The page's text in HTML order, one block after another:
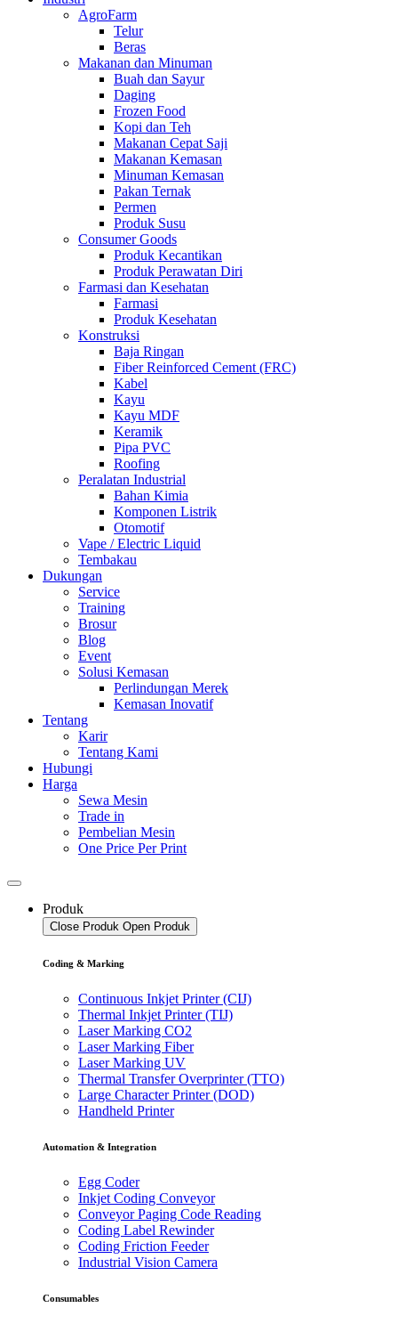
AgroFarm
Telur
Beras
Makanan dan Minuman
Buah dan Sayur
Daging
Frozen Food
Kopi dan Teh
Makanan Cepat Saji
Makanan Kemasan
Minuman Kemasan
Pakan Ternak
Permen
Produk Susu
Consumer Goods
Produk Kecantikan
Produk Perawatan Diri
Farmasi dan Kesehatan
Farmasi
Produk Kesehatan
Konstruksi
Baja Ringan
Fiber Reinforced Cement (FRC)
Kabel
Kayu
Kayu MDF
Keramik
Pipa PVC
Roofing
Peralatan Industrial
Bahan Kimia
Komponen Listrik
Otomotif
Vape / Electric Liquid
Tembakau
Dukungan
Service
Training
Brosur
Blog
Event
Solusi Kemasan
Perlindungan Merek
Kemasan Inovatif
Tentang
Karir
Tentang Kami
Hubungi
Harga
Sewa Mesin
Trade in
Pembelian Mesin
One Price Per Print
Produk
Close Produk Open Produk
Coding & Marking
Continuous Inkjet Printer (CIJ)
Thermal Inkjet Printer (TIJ)
Laser Marking CO2
Laser Marking Fiber
Laser Marking UV
Thermal Transfer Overprinter (TTO)
Large Character Printer (DOD)
Handheld Printer
Automation & Integration
Egg Coder
Inkjet Coding Conveyor
Conveyor Paging Code Reading
Coding Label Rewinder
Coding Friction Feeder
Industrial Vision Camera
Consumables